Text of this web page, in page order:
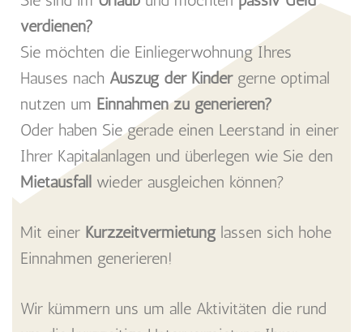
verdienen?
Sie möchten die Einliegerwohnung Ihres
Hauses nach Auszug der Kindergerne optimal
nutzen um Einnahmen zu generieren?
Oder haben Sie gerade einen Leerstand in einer
Ihrer Kapitalanlagen und überlegen wie Sie den
Mietausfall wieder ausgleichen können?
Mit einer Kurzzeitvermietunglassen sich hohe
Einnahmen generieren!
Wir kümmern uns um alle Aktivitäten die rund